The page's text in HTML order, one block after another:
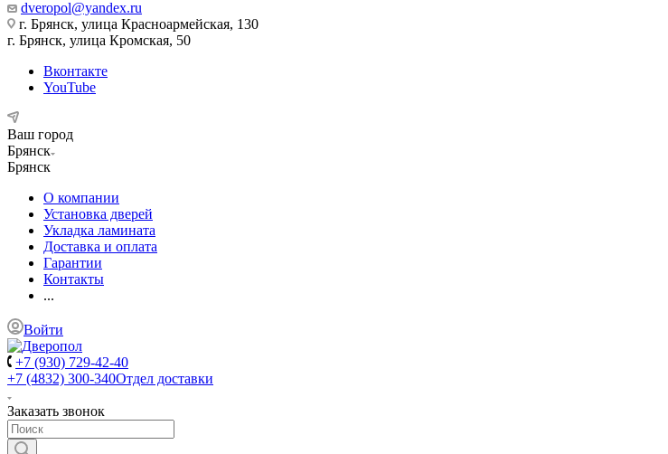
dveropol@yandex.ru
г. Брянск, улица Красноармейская, 130
г. Брянск, улица Кромская, 50
Вконтакте
YouTube
Ваш город
Брянск
Брянск
О компании
Установка дверей
Укладка ламината
Доставка и оплата
Гарантии
Контакты
...
Войти
+7 (930) 729-42-40
+7 (4832) 300-340Отдел доставки
Заказать звонок